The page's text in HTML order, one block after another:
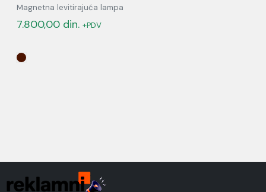
Magnetna levitirajuća lampa
7.800,00 din. +PDV